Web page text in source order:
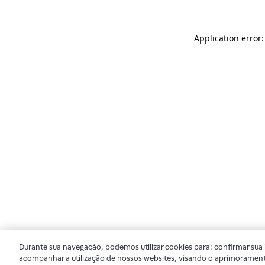
Application
Durante sua navegação, podemos utilizar cookies para: confirmar
acompanhar a utilização de nossos websites, visando o